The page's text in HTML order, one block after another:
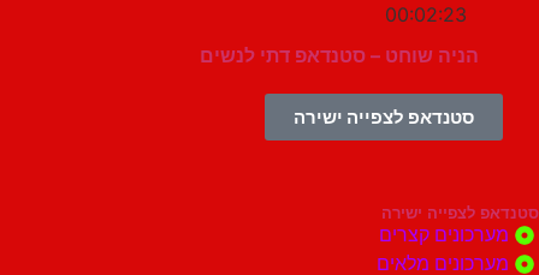
00:02:23
הניה שוחט – סטנדאפ דתי לנשים
סטנדאפ לצפייה ישירה
ישירה
קצרים
מלאים